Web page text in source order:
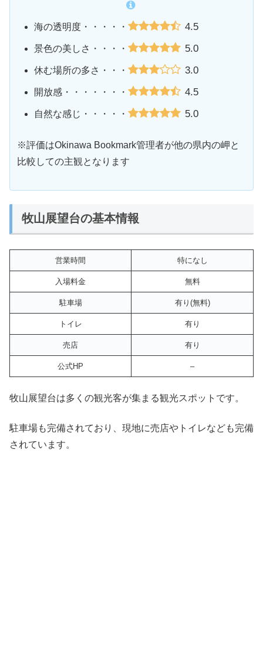
海の透明度・・・・・ 4.5
景色の美しさ・・・・ 5.0
休む場所の多さ・・・ 3.0
開放感・・・・・・・ 4.5
自然な感じ・・・・・ 5.0
※評価はOkinawa Bookmark管理者が他の県内の岬と
比較しての主観となります
牧山展望台の基本情報
営業時間 特になし
入場料金 無料
駐車場 有り(無料)
トイレ 有り
売店 有り
公式HP –
牧山展望台は多くの観光客が集まる観光スポットです。
駐車場も完備されており、現地に売店やトイレなども完備
されています。